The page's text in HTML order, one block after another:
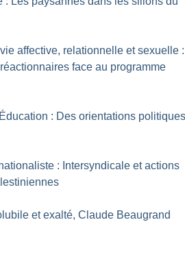
affective, relationnelle et sexuelle :
face au programme
: Des orientations
: Intersyndicale et actions
et exalté, Claude Beaugrand